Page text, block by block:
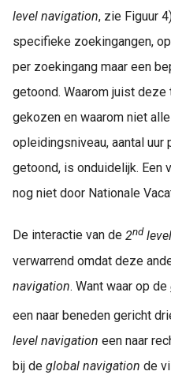
level navigation, zie Figuur
specifieke zoekingangen, op
per zoekingang maar een
getoond. Waarom juist
gekozen en waarom niet
opleidingsniveau, aantal uur
getoond, is onduidelijk. Een
nog niet door Nationale
De interactie van de 2nd
verwarrend omdat deze
navigation. Want waar op de
een naar beneden gericht
level navigation een naar
bij de global navigation de